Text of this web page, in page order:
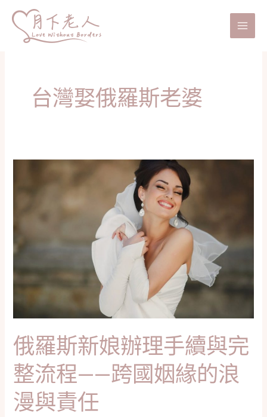
Main
台灣娶俄羅斯老婆
俄羅斯新娘辦理手續與完
整流程——跨國姻緣的浪
漫與責任
辦
手
整
程
——
跨